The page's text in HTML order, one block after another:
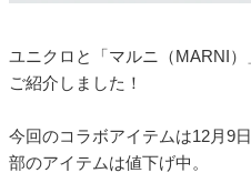
ユニクロと「マルニ（MARNI
ご紹介しました！
今回のコラボアイテムは12月9
部のアイテムは値下げ中。